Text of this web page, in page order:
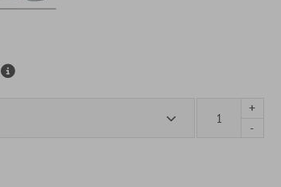
+
-